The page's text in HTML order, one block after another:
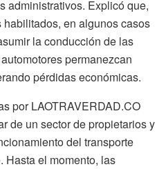
administrativos. Explicó que,
en algunos casos
la conducción de las
permanezcan
pérdidas económicas.
por LAOTRAVERDAD.CO
de un sector de propietarios y
del transporte
Hasta el momento, las